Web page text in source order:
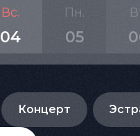
Вс.
04
Пн.
05
Концерт